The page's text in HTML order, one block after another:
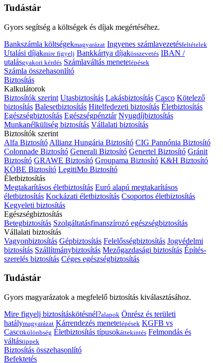
Tudástár
Gyors segítség a költségek és díjak megértéséhez.
Bankszámla költségekmagyarázat Ingyenes számlavezetésfeltételek
Utalási díjakmire figyelj Bankkártya díjakösszevetés IBAN /
utalásgyakori kérdés Számlaváltás menetelépések
Számla összehasonlító
Biztosítás
Kalkulátorok
Biztosítók szerint Utasbiztosítás Lakásbiztosítás Casco Kötelező
biztosítás Balesetbiztosítás Hitelfedezeti biztosítás Életbiztosítás
Egészségbiztosítás Egészségpénztár Nyugdíjbiztosítás
Munkanélküliség biztosítás Vállalati biztosítás
Biztosítók szerint
Alfa Biztosító Allianz Hungária Biztosító CIG Pannónia Biztosító
Colonnade Biztosító Generali Biztosító Genertel Biztosító Gránit
Biztosító GRAWE Biztosító Groupama Biztosító K&H Biztosító
KÖBE Biztosító LegitiMo Biztosító
Életbiztosítás
Megtakarításos életbiztosítás Euró alapú megtakarításos
életbiztosítás Kockázati életbiztosítás Csoportos életbiztosítás
Kegyeleti biztosítás
Egészségbiztosítás
Betegbiztosítás Szolgáltatásfinanszírozó egészségbiztosítás
Vállalati biztosítás
Vagyonbiztosítás Gépbiztosítás Felelősségbiztosítás Jogvédelmi
biztosítás Szállítmánybiztosítás Mezőgazdasági biztosítás Építés-
szerelés biztosítás Céges egészségbiztosítás
Tudástár
Gyors magyarázatok a megfelelő biztosítás kiválasztásához.
Mire figyelj biztosításkötésnél?alapok Önrész és területi
hatálymagyarázat Kárrendezés menetelépések KGFB vs
Cascokülönbség Életbiztosítás típusokáttekintés Felmondás és
váltástippek
Biztosítás összehasonlító
Befektetés